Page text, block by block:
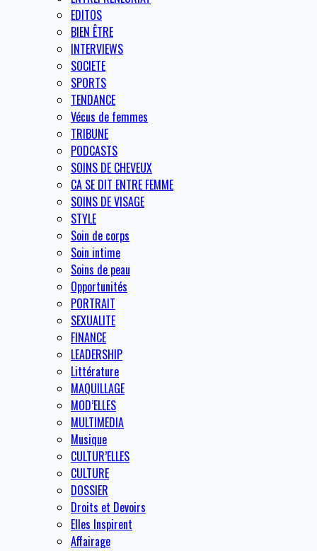
EDITOS
BIEN ÊTRE
INTERVIEWS
SOCIETE
SPORTS
TENDANCE
Vécus de femmes
TRIBUNE
PODCASTS
SOINS DE CHEVEUX
CA SE DIT ENTRE FEMME
SOINS DE VISAGE
STYLE
Soin de corps
Soin intime
Soins de peau
Opportunités
PORTRAIT
SEXUALITE
FINANCE
LEADERSHIP
Littérature
MAQUILLAGE
MOD’ELLES
MULTIMEDIA
Musique
CULTUR’ELLES
CULTURE
DOSSIER
Droits et Devoirs
Elles Inspirent
Affairage